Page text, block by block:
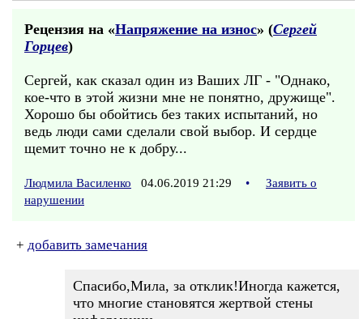
Рецензия на «Напряжение на износ» (Сергей
Горцев)
Сергей, как сказал один из Ваших ЛГ - "Однако,
кое-что в этой жизни мне не понятно, дружище".
Хорошо бы обойтись без таких испытаний, но
ведь люди сами сделали свой выбор. И сердце
щемит точно не к добру...
Людмила Василенко 04.06.2019 21:29 •
Заявить о
нарушении
+ добавить замечания
Спасибо,Мила, за отклик!Иногда кажется,
что многие становятся жертвой стены